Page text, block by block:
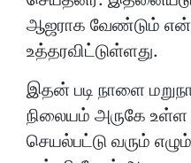
LIKE
உதயநிதி ஸ்டாலின் கைது..